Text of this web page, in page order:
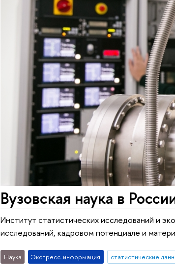
Вузовская наука в
Институт статистических исследований и
исследований, кадровом потенциале и
Наука Экспресс-информация статистические